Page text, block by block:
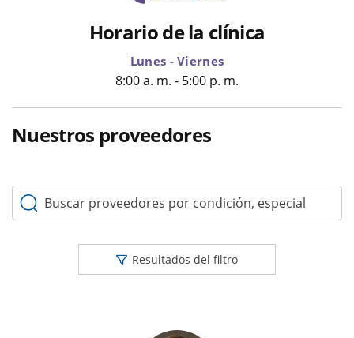
Horario de la clínica
Lunes - Viernes
8:00 a. m. - 5:00 p. m.
Nuestros proveedores
Buscar proveedores por condición, especialidad o
Resultados del filtro